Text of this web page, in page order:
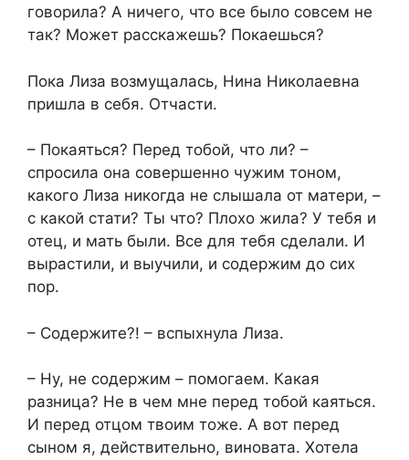
говорила? А ничего, что все было совсем не
так? Может расскажешь? Покаешься?
Пока Лиза возмущалась, Нина Николаевна
пришла в себя. Отчасти.
– Покаяться? Перед тобой, что ли? –
спросила она совершенно чужим тоном,
какого Лиза никогда не слышала от матери, –
с какой стати? Ты что? Плохо жила? У тебя и
отец, и мать были. Все для тебя сделали. И
вырастили, и выучили, и содержим до сих
пор.
– Содержите?! – вспыхнула Лиза.
– Ну, не содержим – помогаем. Какая
разница? Не в чем мне перед тобой каяться.
И перед отцом твоим тоже. А вот перед
сыном я, действительно, виновата. Хотела